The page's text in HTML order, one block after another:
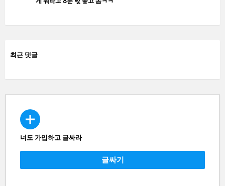
최근 댓글
CREATE
너도 가입하고 글싸라
글싸기